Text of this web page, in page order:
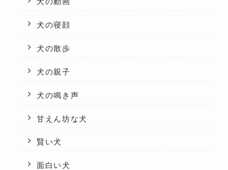
犬の寝顔
犬の散歩
犬の親子
犬の鳴き声
甘えん坊な犬
賢い犬
面白い犬